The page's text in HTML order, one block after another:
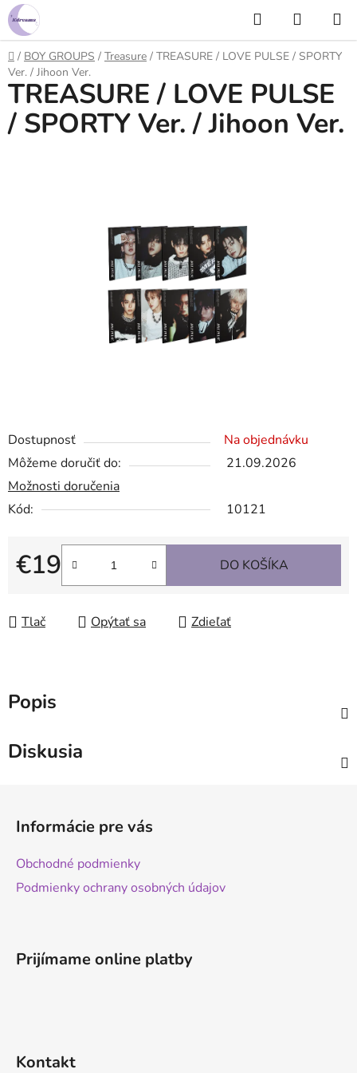
Prejsť
na
obsah
Hľadať
KOŠÍK
Domov
/ BOY GROUPS / Treasure / TREASURE / LOVE PULSE / SPORTY
Ver. / Jihoon Ver.
Dostupnosť
Na objednávku
Môžeme doručiť do:
21.09.2026
Možnosti doručenia
Kód:
10121
€19
Jednotková cena:
DO KOŠÍKA
Tlač Opýtať sa Zdieľať
TREASURE / LOVE PULSE
/ SPORTY Ver. / Jihoon Ver.
Popis
Diskusia
Informácie pre vás
Obchodné podmienky
Podmienky ochrany osobných údajov
Prijímame online platby
Kontakt